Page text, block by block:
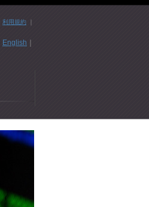
利用規約
English